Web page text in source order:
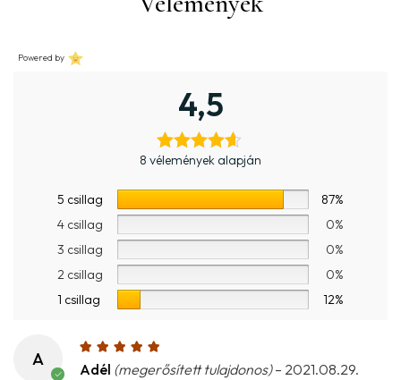
Powered by
4,5
8 vélemények alapján
5 csillag
87%
4 csillag
0%
3 csillag
0%
2 csillag
0%
1 csillag
12%
A
Adél (megerősített tulajdonos) – 2021.08.29.